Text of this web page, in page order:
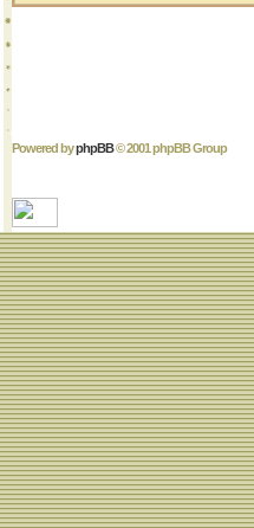
Powered byphpBB© 2001 phpBB Group